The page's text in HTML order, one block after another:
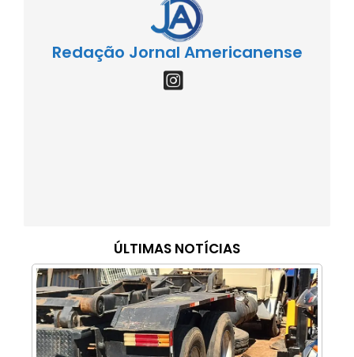
Redação Jornal Americanense
ÚLTIMAS NOTÍCIAS